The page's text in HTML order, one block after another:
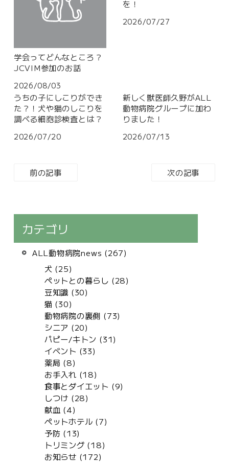
学会ってどんなところ？
JCVIM参加のお話
2026/08/03
を！
2026/07/27
うちの子にしこりができ
た？！犬や猫のしこりを
調べる細胞診検査とは？
2026/07/20
新しく獣医師久野がALL
動物病院グループに加わ
りました！
2026/07/13
前の記事 次の記事
カテゴリ
ALL動物病院news (267)
犬 (25)
ペットとの暮らし (28)
豆知識 (30)
猫 (30)
動物病院の裏側 (73)
シニア (20)
パピー/キトン (31)
イベント (33)
薬局 (8)
お手入れ (18)
食事とダイエット (9)
しつけ (28)
献血 (4)
ペットホテル (7)
予防 (13)
トリミング (18)
お知らせ (172)